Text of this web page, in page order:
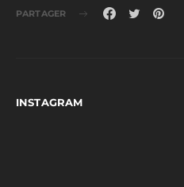
PARTAGER
INSTAGRAM